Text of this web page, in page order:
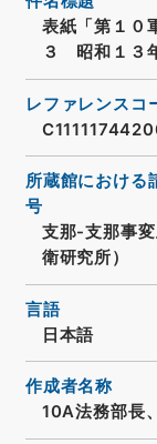
表紙「第１０
３ 昭和１３
レファレンスコ
所蔵館における
号
支那-支那事
衛研究所）
言語
日本語
作成者名称
10A法務部長